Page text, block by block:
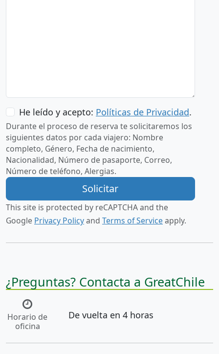
He leído y acepto: Políticas de Privacidad.
Durante el proceso de reserva te solicitaremos los
siguientes datos por cada viajero: Nombre
completo, Género, Fecha de nacimiento,
Nacionalidad, Número de pasaporte, Correo,
Número de teléfono, Alergias.
This site is protected by reCAPTCHA and the
Google Privacy Policyand Terms of Service apply.
¿Preguntas? Contacta a GreatChile
Horario de
oficina
De vuelta en 4 horas